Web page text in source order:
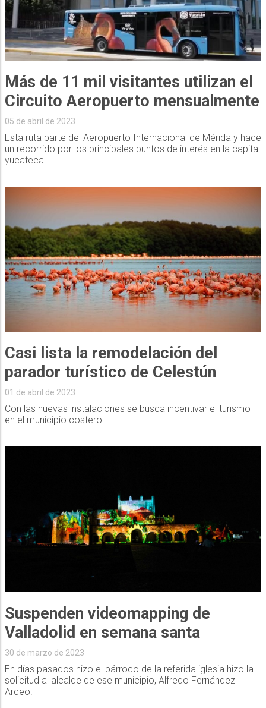
Más de 11 mil visitantes utilizan el
Circuito Aeropuerto mensualmente
05 de abril de 2023
Esta ruta parte del Aeropuerto Internacional de Mérida y hace
un recorrido por los principales puntos de interés en la capital
yucateca.
Casi lista la remodelación del
parador turístico de Celestún
01 de abril de 2023
Con las nuevas instalaciones se busca incentivar el turismo
en el municipio costero.
Suspenden videomapping de
Valladolid en semana santa
30 de marzo de 2023
En días pasados hizo el párroco de la referida iglesia hizo la
solicitud al alcalde de ese municipio, Alfredo Fernández
Arceo.